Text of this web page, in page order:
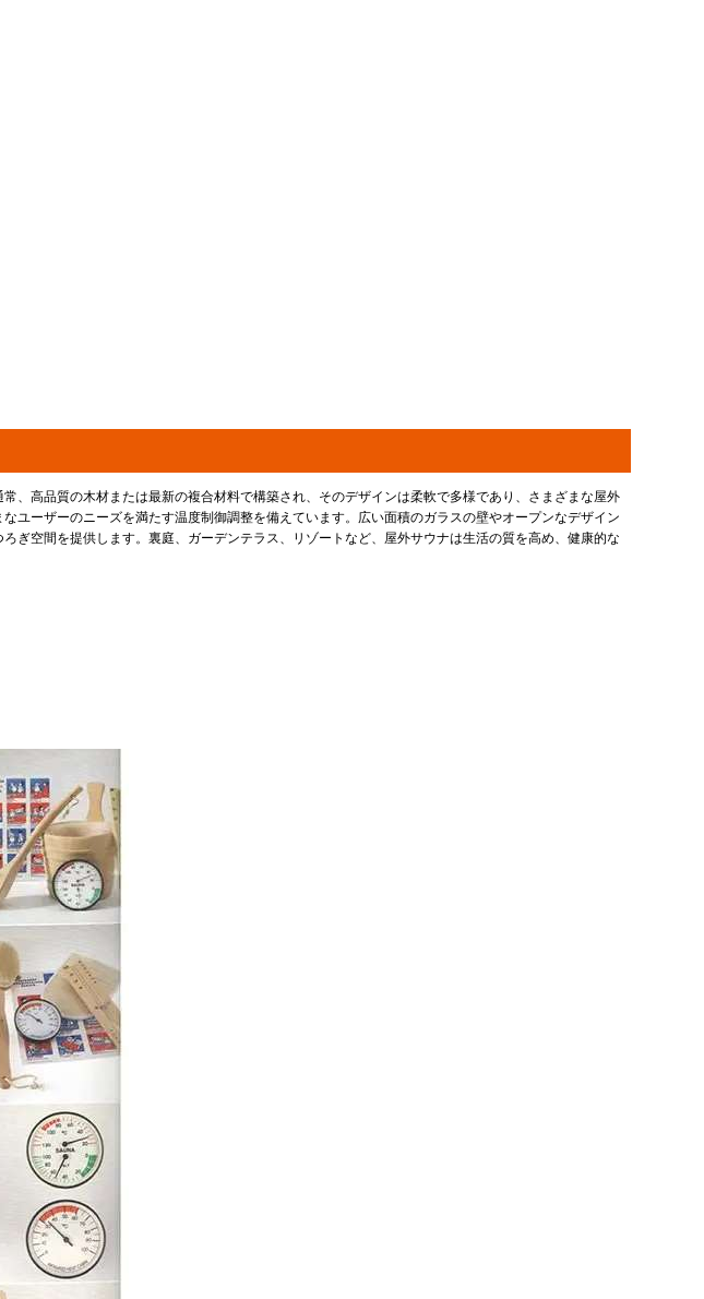
、高品質の木材または最新の複合材料で構築され、そのデザインは柔軟で多様であり、さまざまな屋外
ーザーのニーズを満たす温度制御調整を備えています。広い面積のガラスの壁やオープンなデザイン
ぎ空間を提供します。裏庭、ガーデンテラス、リゾートなど、屋外サウナは生活の質を高め、健康的な